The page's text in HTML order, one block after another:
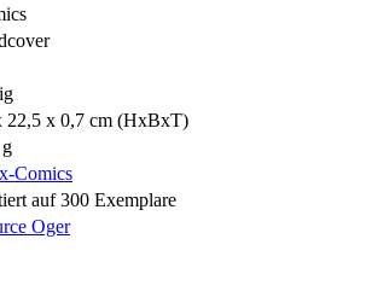
22,5 x 0,7 cm (HxBxT)
Comics
auf 300 Exemplare
Oger